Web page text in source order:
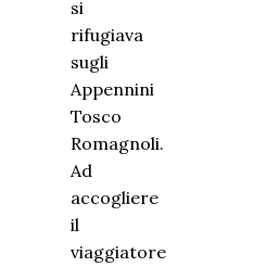
si
rifugiava
sugli
Appennini
Tosco
Romagnoli.
Ad
accogliere
il
viaggiatore